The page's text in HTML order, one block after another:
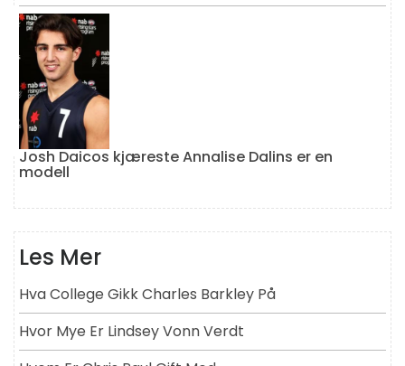
Josh Daicos kjæreste Annalise Dalins er en
modell
Les Mer
Hva College Gikk Charles Barkley På
Hvor Mye Er Lindsey Vonn Verdt